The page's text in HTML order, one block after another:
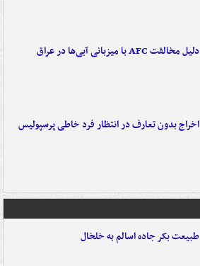
دلیل مخالفت AFC با میزبانی آبی‌ها در عراق
اخراج بدون تعارف در انتظار فرد خاطی پرسپولیس
طبیعت بکر جاده اسالم به خلخال